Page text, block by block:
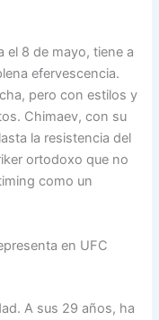
el 8 de mayo, tiene a
efervescencia.
pero con estilos y
Chimaev, con su
la resistencia del
ortodoxo que no
como un
en UFC
A sus 29 años, ha